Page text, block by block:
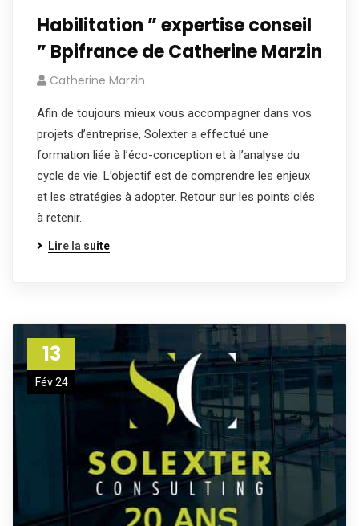
Habilitation ” expertise conseil
” Bpifrance de Catherine Marzin
Catherine Marzin
Afin de toujours mieux vous accompagner dans vos
projets d’entreprise, Solexter a effectué une
formation liée à l’éco-conception et à l’analyse du
cycle de vie. L’objectif est de comprendre les enjeux
et les stratégies à adopter. Retour sur les points clés
à retenir.
Lire la suite
13
Fév 24